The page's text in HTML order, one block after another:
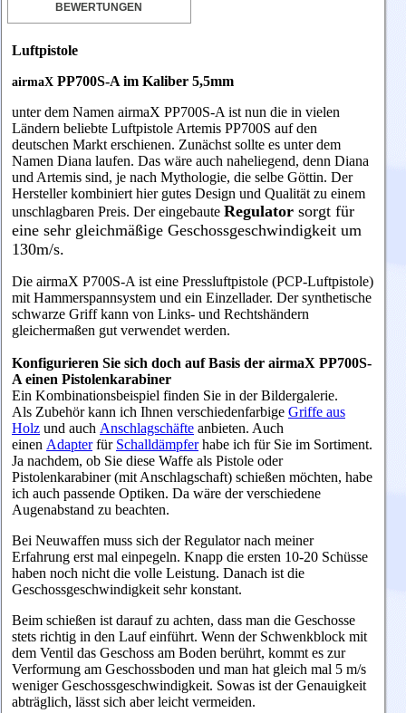
BEWERTUNGEN
Luftpistole
airmaX PP700S-A im Kaliber 5,5mm
unter dem Namen airmaX PP700S-A ist nun die in vielen
Ländern beliebte Luftpistole Artemis PP700S auf den
deutschen Markt erschienen. Zunächst sollte es unter dem
Namen Diana laufen. Das wäre auch naheliegend, denn Diana
und Artemis sind, je nach Mythologie, die selbe Göttin. Der
Hersteller kombiniert hier gutes Design und Qualität zu einem
unschlagbaren Preis. Der eingebaute Regulator sorgt für
eine sehr gleichmäßige Geschossgeschwindigkeit um
130m/s.
Die airmaX P700S-A ist eine Pressluftpistole (PCP-Luftpistole)
mit Hammerspannsystem und ein Einzellader. Der synthetische
schwarze Griff kann von Links- und Rechtshändern
gleichermaßen gut verwendet werden.
Konfigurieren Sie sich doch auf Basis der airmaX PP700S-
A einen Pistolenkarabiner
Ein Kombinationsbeispiel finden Sie in der Bildergalerie.
Als Zubehör kann ich Ihnen verschiedenfarbige Griffe aus
Holz und auch Anschlagschäfte anbieten. Auch
einen Adapterfür Schalldämpferhabe ich für Sie im Sortiment.
Ja nachdem, ob Sie diese Waffe als Pistole oder
Pistolenkarabiner (mit Anschlagschaft) schießen möchten, habe
ich auch passende Optiken. Da wäre der verschiedene
Augenabstand zu beachten.
Bei Neuwaffen muss sich der Regulator nach meiner
Erfahrung erst mal einpegeln. Knapp die ersten 10-20 Schüsse
haben noch nicht die volle Leistung. Danach ist die
Geschossgeschwindigkeit sehr konstant.
Beim schießen ist darauf zu achten, dass man die Geschosse
stets richtig in den Lauf einführt. Wenn der Schwenkblock mit
dem Ventil das Geschoss am Boden berührt, kommt es zur
Verformung am Geschossboden und man hat gleich mal 5 m/s
weniger Geschossgeschwindigkeit. Sowas ist der Genauigkeit
abträglich, lässt sich aber leicht vermeiden.